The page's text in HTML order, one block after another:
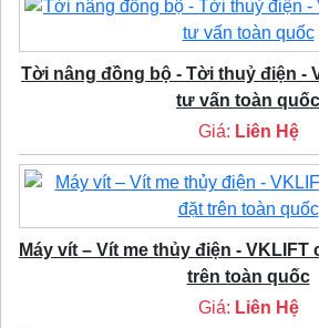
Tời nâng đồng bộ - Tời thuỷ điện -
tư vấn toàn quốc
Giá: Liên Hệ
Máy vít – Vít me thủy điện -
trên toàn quốc
Giá: Liên Hệ